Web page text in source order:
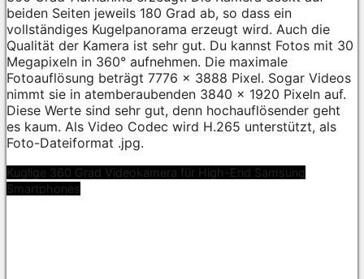
beiden Seiten jeweils 180 Grad ab, so dass ein
vollständiges Kugelpanorama erzeugt wird. Auch die
Qualität der Kamera ist sehr gut. Du kannst Fotos mit 30
Megapixeln in 360° aufnehmen. Die maximale
Fotoauflösung beträgt 7776 x 3888 Pixel. Sogar Videos
nimmt sie in atemberaubenden 3840 x 1920 Pixeln auf.
Diese Werte sind sehr gut, denn hochauflösender geht
es kaum. Als Video Codec wird H.265 unterstützt, als
Foto-Dateiformat .jpg.
Kuglige 360 Grad Videokamera für High-End Samsung
Smartphones